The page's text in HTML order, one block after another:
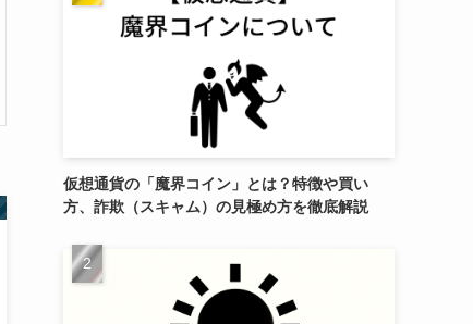
仮想通貨の「魔界コイン」とは？特徴や買い
方、詐欺（スキャム）の見極め方を徹底解説